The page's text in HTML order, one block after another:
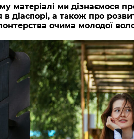
матеріалі ми дізнаємося
в діаспорі, а також про
очима молодої